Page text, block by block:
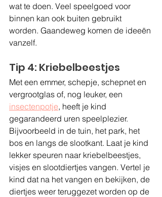
wat te doen. Veel speelgoed voor
binnen kan ook buiten gebruikt
worden. Gaandeweg komen de ideeën
vanzelf.
Tip 4: Kriebelbeestjes
Met een emmer, schepje, schepnet en
vergrootglas of, nog leuker, een
insectenpotje, heeft je kind
gegarandeerd uren speelplezier.
Bijvoorbeeld in de tuin, het park, het
bos en langs de slootkant. Laat je kind
lekker speuren naar kriebelbeestjes,
visjes en slootdiertjes vangen. Vertel je
kind dat na het vangen en bekijken, de
diertjes weer teruggezet worden op de